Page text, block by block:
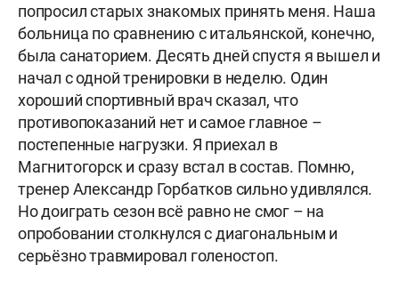
попросил старых знакомых принять меня. Наша
больница по сравнению с итальянской, конечно,
была санаторием. Десять дней спустя я вышел и
начал с одной тренировки в неделю. Один
хороший спортивный врач сказал, что
противопоказаний нет и самое главное –
постепенные нагрузки. Я приехал в
Магнитогорск и сразу встал в состав. Помню,
тренер Александр Горбатков сильно удивлялся.
Но доиграть сезон всё равно не смог – на
опробовании столкнулся с диагональным и
серьёзно травмировал голеностоп.